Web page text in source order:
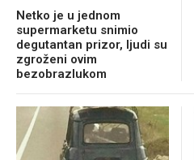
Netko je u jednom
supermarketu snimio
degutantan prizor, ljudi su
zgroženi ovim
bezobrazlukom